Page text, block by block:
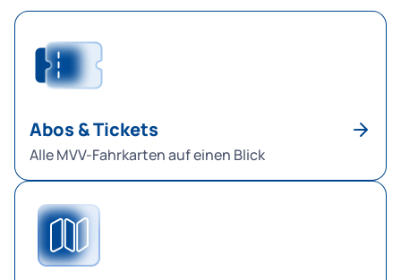
Abos & Tickets
Alle MVV-Fahrkarten auf einen Blick